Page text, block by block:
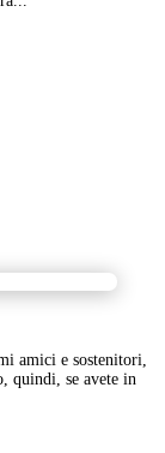
amici e sostenitori,
quindi, se avete in